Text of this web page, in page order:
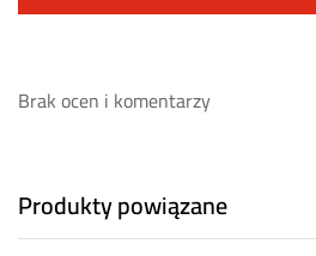
Brak ocen i komentarzy
Produkty powiązane